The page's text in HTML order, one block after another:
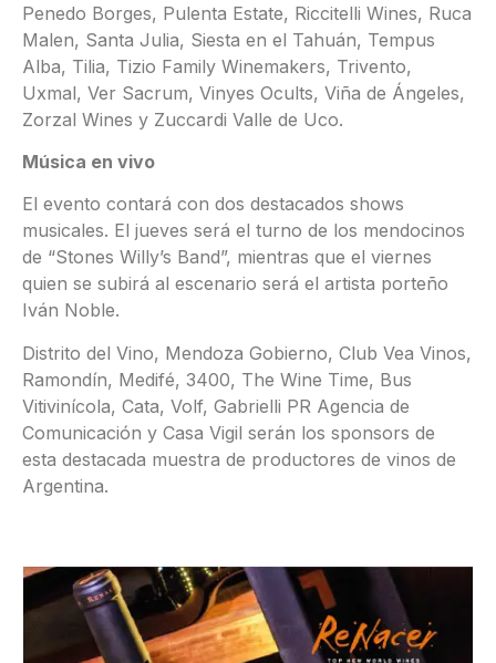
Penedo Borges, Pulenta Estate, Riccitelli Wines, Ruca
Malen, Santa Julia, Siesta en el Tahuán, Tempus
Alba, Tilia, Tizio Family Winemakers, Trivento,
Uxmal, Ver Sacrum, Vinyes Ocults, Viña de Ángeles,
Zorzal Wines y Zuccardi Valle de Uco.
Música en vivo
El evento contará con dos destacados shows
musicales. El jueves será el turno de los mendocinos
de “Stones Willy’s Band”, mientras que el viernes
quien se subirá al escenario será el artista porteño
Iván Noble.
Distrito del Vino, Mendoza Gobierno, Club Vea Vinos,
Ramondín, Medifé, 3400, The Wine Time, Bus
Vitivinícola, Cata, Volf, Gabrielli PR Agencia de
Comunicación y Casa Vigil serán los sponsors de
esta destacada muestra de productores de vinos de
Argentina.